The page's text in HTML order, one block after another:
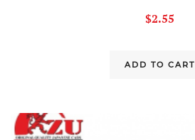
$2.55
ADD TO CART